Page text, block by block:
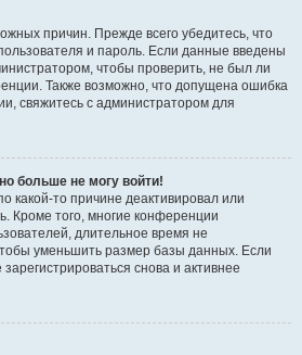
причин. Прежде всего убедитесь, что
и пароль. Если данные введены
чтобы проверить, не был ли
Также возможно, что допущена ошибка
свяжитесь с администратором для
больше не могу войти!
какой-то причине деактивировал или
Кроме того, многие конференции
длительное время не
уменьшить размер базы данных. Если
снова и активнее